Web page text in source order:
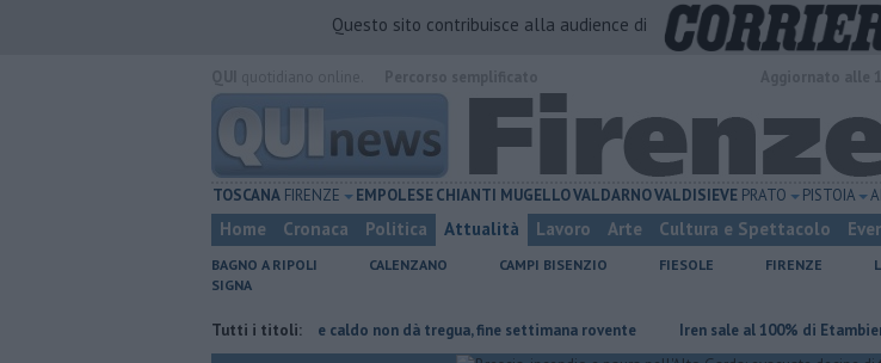
Questo sito contribuisce alla audience di
TOSCANA FIRENZE EMPOLESECHIANTI MUGELLOVALDARNOVALDISIEVE PRATO PISTOIA
Home Cronaca Politica Attualità Lavoro Arte Cultura e Spettacolo
BAGNO A RIPOLI CALENZANO CAMPI BISENZIO FIESOLE FIRENZE
SIGNA
Tutti i titoli:
Il grande caldo non dà tregua, fine settimana rovente Iren sale al 100% di Etambiente